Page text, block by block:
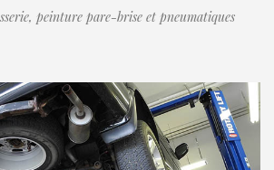
peinture pare-brise et pneumatiques